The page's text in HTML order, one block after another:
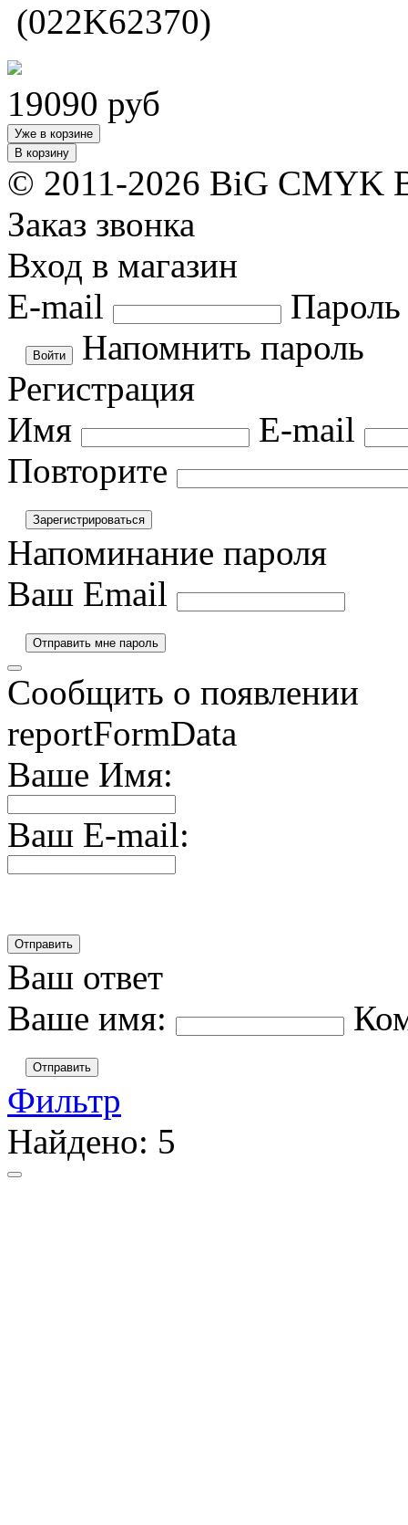
(022K62370)
19090 руб
Уже в корзине
В корзину
© 2011-2026 BiG CMYK
Заказ звонка
Вход в магазин
E-mail
Пароль
Напомнить пароль
Регистрация
Имя
E-mail
Повторите
Напоминание пароля
Ваш Email
Сообщить о появлении
reportFormData
Ваше Имя:
Ваш E-mail:
Ваш ответ
Ваше имя:
Отправить
Фильтр
Найдено: 5